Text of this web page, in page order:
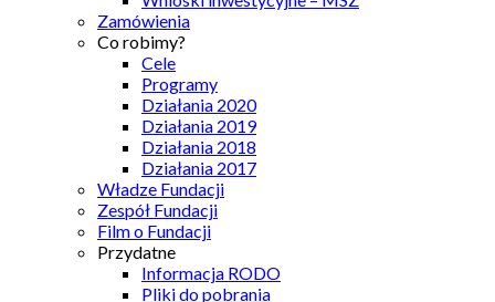
Zamówienia
Co robimy?
Cele
Programy
Działania 2020
Działania 2019
Działania 2018
Działania 2017
Władze Fundacji
Zespół Fundacji
Film o Fundacji
Przydatne
Informacja RODO
Pliki do pobrania